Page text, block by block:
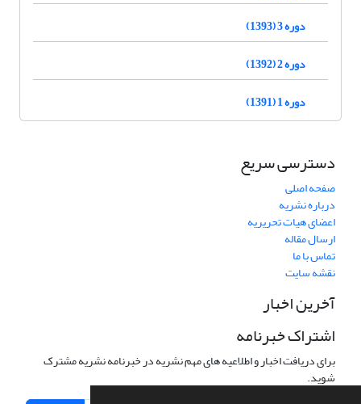
دوره 3 (1393)
دوره 2 (1392)
دوره 1 (1391)
دسترسی سریع
صفحه اصلی
درباره نشریه
اعضای هیات تحریریه
ارسال مقاله
تماس با ما
نقشه سایت
آخرین اخبار
اشتراک خبرنامه
برای دریافت اخبار و اطلاعیه های مهم نشریه در خبرنامه نشریه مشترک
شوید.